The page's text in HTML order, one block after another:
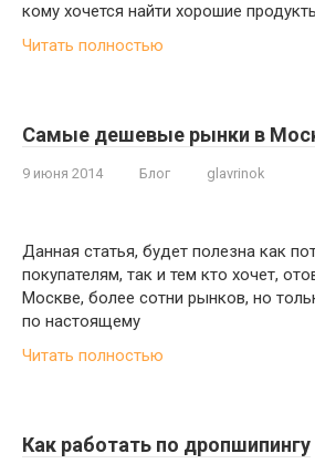
кому хочется найти хорошие
Читать полностью
Самые дешевые рынки в
9 июня 2014 Блог glavrinok
Данная статья, будет полезна как
покупателям, так и тем кто хочет,
Москве, более сотни рынков, но
по настоящему
Читать полностью
Как работать по дропшипингу